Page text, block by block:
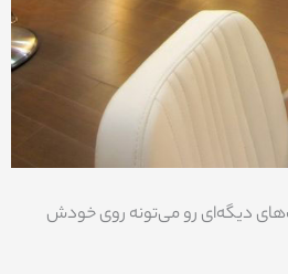
دیگه‌ای رو می‌تونه روی خودش